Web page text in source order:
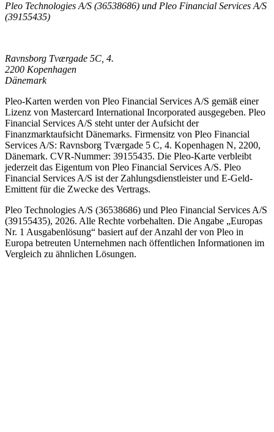
Pleo Technologies A/S (36538686) und Pleo Financial Services A/S
(39155435)
Ravnsborg Tværgade 5C, 4.
2200 Kopenhagen
Dänemark
Pleo-Karten werden von Pleo Financial Services A/S gemäß einer
Lizenz von Mastercard International Incorporated ausgegeben. Pleo
Financial Services A/S steht unter der Aufsicht der
Finanzmarktaufsicht Dänemarks. Firmensitz von Pleo Financial
Services A/S: Ravnsborg Tværgade 5 C, 4. Kopenhagen N, 2200,
Dänemark. CVR-Nummer: 39155435. Die Pleo-Karte verbleibt
jederzeit das Eigentum von Pleo Financial Services A/S. Pleo
Financial Services A/S ist der Zahlungsdienstleister und E-Geld-
Emittent für die Zwecke des Vertrags.
Pleo Technologies A/S (36538686) und Pleo Financial Services A/S
(39155435), 2026. Alle Rechte vorbehalten. Die Angabe „Europas
Nr. 1 Ausgabenlösung“ basiert auf der Anzahl der von Pleo in
Europa betreuten Unternehmen nach öffentlichen Informationen im
Vergleich zu ähnlichen Lösungen.